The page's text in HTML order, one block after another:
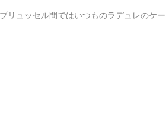
リュッセル間ではいつものラデュレのケ